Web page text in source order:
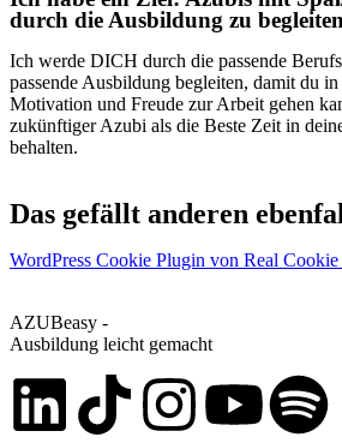
durch die Ausbildung zu
Ich werde DICH durch die passende
passende Ausbildung begleiten, damit du
Motivation und Freude zur Arbeit gehen
zukünftiger Azubi als die Beste Zeit in
behalten.
Das gefällt anderen
WordPress Cookie Plugin von Real
AZUBeasy -
Ausbildung leicht gemacht